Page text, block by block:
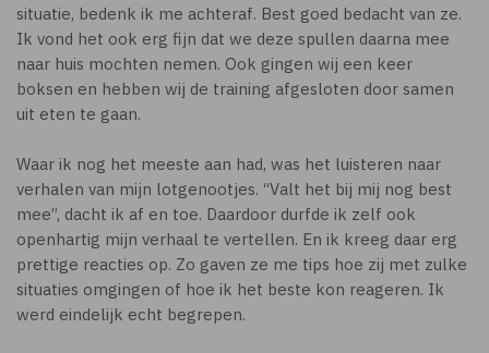
situatie, bedenk ik me achteraf. Best goed bedacht van ze.
Ik vond het ook erg fijn dat we deze spullen daarna mee
naar huis mochten nemen. Ook gingen wij een keer
boksen en hebben wij de training afgesloten door samen
uit eten te gaan.
Waar ik nog het meeste aan had, was het luisteren naar
verhalen van mijn lotgenootjes. “Valt het bij mij nog best
mee”, dacht ik af en toe. Daardoor durfde ik zelf ook
openhartig mijn verhaal te vertellen. En ik kreeg daar erg
prettige reacties op. Zo gaven ze me tips hoe zij met zulke
situaties omgingen of hoe ik het beste kon reageren. Ik
werd eindelijk echt begrepen.